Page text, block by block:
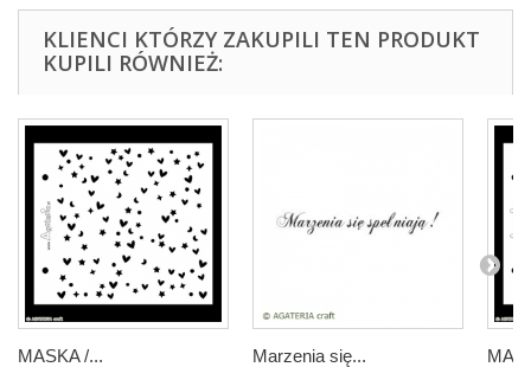
KLIENCI KTÓRZY ZAKUPILI TEN PRODUKT
KUPILI RÓWNIEŻ:
MASKA /... Marzenia się...